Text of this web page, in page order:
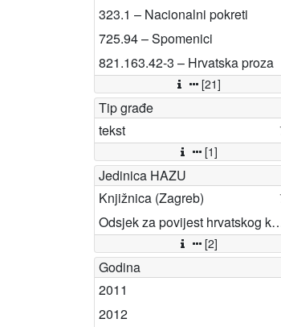
323.1 – Nacionalni pokreti
725.94 – Spomenici
821.163.42-3 – Hrvatska proza
[21]
Tip građe
tekst
[1]
Jedinica HAZU
Knjižnica (Zagreb)
Odsjek za povijest
[2]
Godina
2011
2012